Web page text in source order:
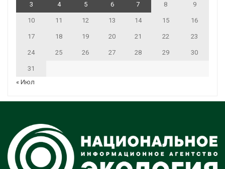
3 4 5 6 7 8 9
10 11 12 13 14 15 16
17 18 19 20 21 22 23
24 25 26 27 28 29 30
31
« Июл